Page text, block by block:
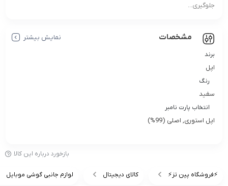
جلوگیری...
مشخصات نمایش بیشتر
برند
اپل
رنگ
سفید
انتخاب پارت نامبر
اپل استوری, اصلی (99%)
بازخورد درباره این کالا
⚡️فروشگاه پین تز⚡️ کالای دیجیتال لوازم جانبی گوشی موبایل